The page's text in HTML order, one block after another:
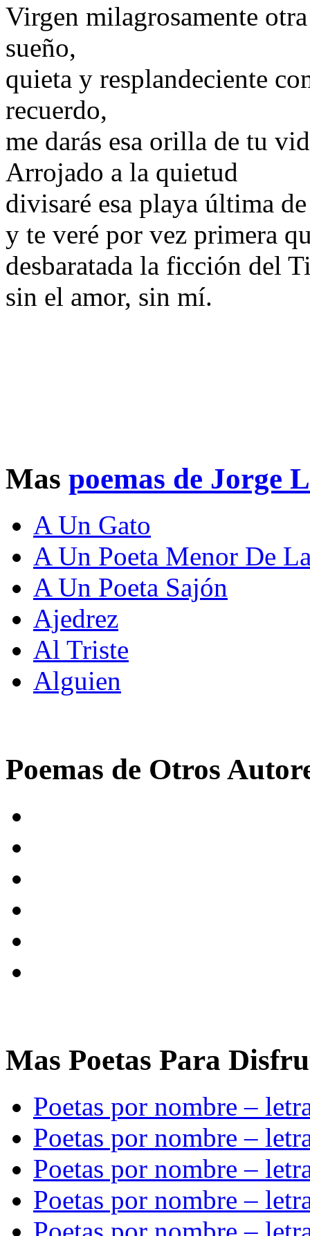
Virgen milagrosamente
sueño,
quieta y resplandeciente
recuerdo,
me darás esa orilla de tu
Arrojado a la quietud
divisaré esa playa última
y te veré por vez primera
desbaratada la ficción del
sin el amor, sin mí.
Mas poemas de Jorge
A Un Gato
A Un Poeta Menor De
A Un Poeta Sajón
Ajedrez
Al Triste
Alguien
Poemas de Otros
Mas Poetas Para
Poetas por nombre –
Poetas por nombre –
Poetas por nombre –
Poetas por nombre –